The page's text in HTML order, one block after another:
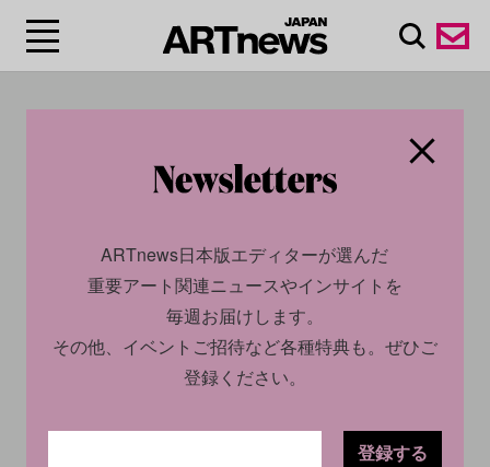
#エドゥアール・ヴュイ
ヤール/Édouard
ARTnews日本版エディターが選んだ
重要アート関連ニュースやインサイトを
毎週お届けします。
その他、イベントご招待など各種特典も。ぜひご
登録ください。
登録する